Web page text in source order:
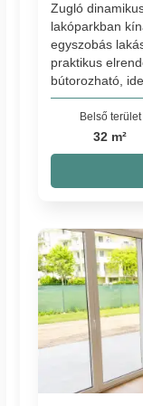
Zugló
lakóparkban
egyszobás
praktikus
bútorozható,
Belső terület
32 m²